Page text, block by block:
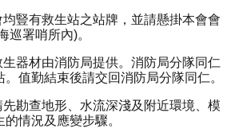
豎有救生站之站牌，並請懸掛本會會
巡署哨所內)。
器材由消防局提供。消防局分隊同仁
值勤結束後請交回消防局分隊同仁。
勘查地形、水流深淺及附近環境、模
情況及應變步驟。